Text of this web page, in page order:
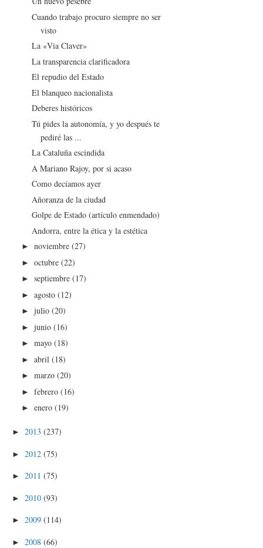
Cuando trabajo procuro siempre no ser
visto
La «Via Claver»
La transparencia clarificadora
El repudio del Estado
El blanqueo nacionalista
Deberes históricos
Tú pides la autonomía, y yo después te
pediré las ...
La Cataluña escindida
A Mariano Rajoy, por si acaso
Como decíamos ayer
Añoranza de la ciudad
Golpe de Estado (artículo enmendado)
Andorra, entre la ética y la estética
►noviembre(27)
►octubre(22)
►septiembre(17)
►agosto(12)
►julio(20)
►junio(16)
►mayo(18)
►abril(18)
►marzo(20)
►febrero(16)
►enero(19)
► 2013 (237)
► 2012 (75)
► 2011 (75)
► 2010 (93)
► 2009 (114)
► 2008 (66)